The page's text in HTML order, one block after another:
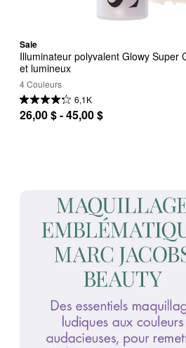
Saie
Illuminateur polyvalent Glowy Super
et lumineux
4 Couleurs
6,1K
26,00 $ - 45,00 $